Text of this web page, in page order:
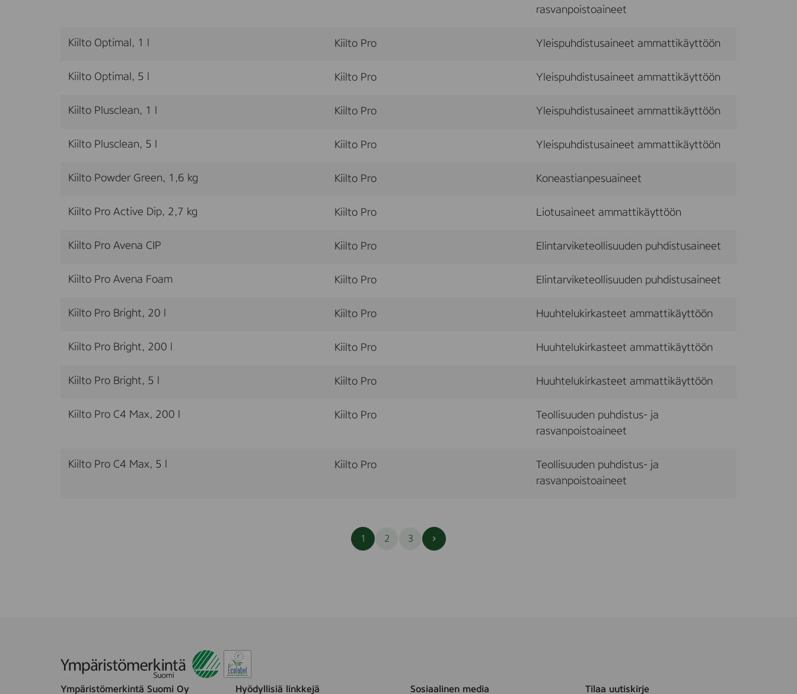
rasvanpoistoaineet
Kiilto Optimal, 1 l Kiilto Pro Yleispuhdistusaineet ammattikäyttöön
Kiilto Optimal, 5 l Kiilto Pro Yleispuhdistusaineet ammattikäyttöön
Kiilto Plusclean, 1 l Kiilto Pro Yleispuhdistusaineet ammattikäyttöön
Kiilto Plusclean, 5 l Kiilto Pro Yleispuhdistusaineet ammattikäyttöön
Kiilto Powder Green, 1,6 kg Kiilto Pro Koneastianpesuaineet
Kiilto Pro Active Dip, 2,7 kg Kiilto Pro Liotusaineet ammattikäyttöön
Kiilto Pro Avena CIP Kiilto Pro Elintarviketeollisuuden puhdistusaineet
Kiilto Pro Avena Foam Kiilto Pro Elintarviketeollisuuden puhdistusaineet
Kiilto Pro Bright, 20 l Kiilto Pro Huuhtelukirkasteet ammattikäyttöön
Kiilto Pro Bright, 200 l Kiilto Pro Huuhtelukirkasteet ammattikäyttöön
Kiilto Pro Bright, 5 l Kiilto Pro Huuhtelukirkasteet ammattikäyttöön
Kiilto Pro C4 Max, 200 l Kiilto Pro
Teollisuuden puhdistus- ja
rasvanpoistoaineet
Kiilto Pro C4 Max, 5 l Kiilto Pro
Teollisuuden puhdistus- ja
rasvanpoistoaineet
1 2 3
Seuraava
sivu
Ympäristömerkintä Suomi Oy Hyödyllisiä linkkejä Sosiaalinen media Tilaa uutiskirje